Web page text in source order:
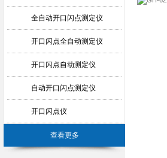
全自动开口闪点测定仪
开口闪点全自动测定仪
开口闪点自动测定仪
自动开口闪点测定仪
开口闪点仪
查看更多